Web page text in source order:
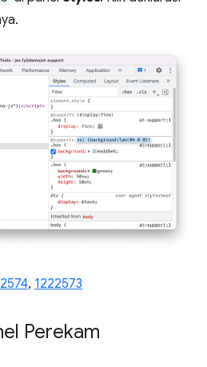
, 1222573
Perekam